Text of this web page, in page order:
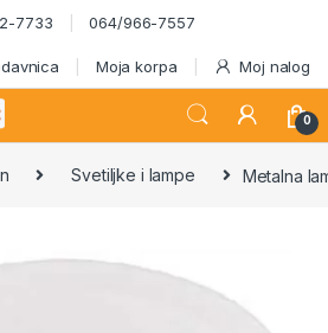
7733 064/966-7557
Moja korpa Moj nalog
0
Svetiljke i lampe Metalna